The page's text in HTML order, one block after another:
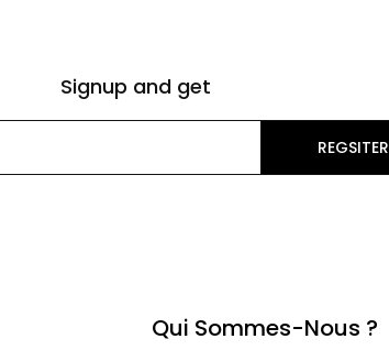
Signup and get
REGSITER
Qui Sommes-Nous ?